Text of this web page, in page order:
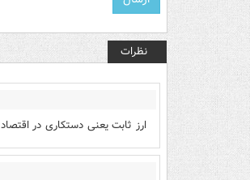
نظرات
ارز ثابت یعنی دستکاری در